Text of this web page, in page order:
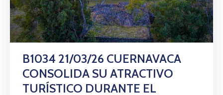
B1034 21/03/26 CUERNAVACA
CONSOLIDA SU ATRACTIVO
TURÍSTICO DURANTE EL